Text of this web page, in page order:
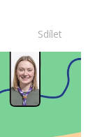
Sdílet